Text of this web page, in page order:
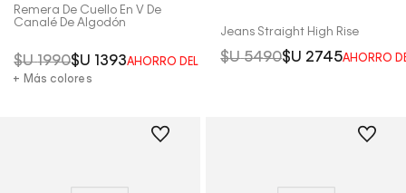
Remera De Cuello En V De
Canalé De Algodón
$U 1990$U 1393AHORRO DEL
30%
+ Más colores
Jeans Straight High Rise
$U 5490$U 2745AHORRO